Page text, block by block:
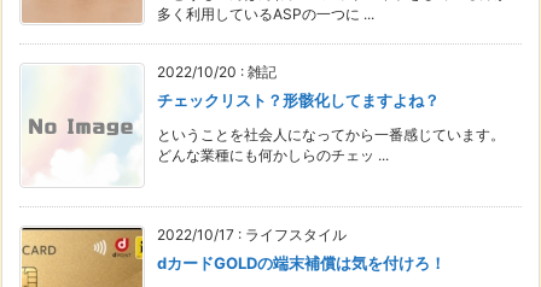
多く利用しているASPの一つに ...
2022/10/20 : 雑記
チェックリスト？形骸化してますよね？
ということを社会人になってから一番感じています。
どんな業種にも何かしらのチェッ ...
2022/10/17 : ライフスタイル
dカードGOLDの端末補償は気を付けろ！